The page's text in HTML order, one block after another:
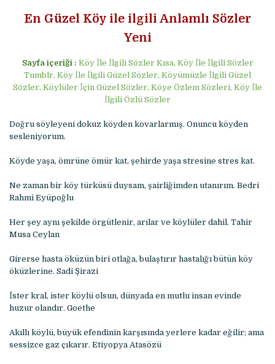
En Güzel Köy ile ilgili Anlamlı Sözler
Yeni
Sayfa içeriği : Köy İle İlgili Sözler Kısa, Köy İle İlgili Sözler
Tumblr, Köy İle İlgili Güzel Sözler, Köyümüzle İlgili Güzel
Sözler, Köylüler İçin Güzel Sözler, Köye Özlem Sözleri, Köy İle
İlgili Özlü Sözler
Doğru söyleyeni dokuz köyden kovarlarmış. Onuncu köyden
sesleniyorum.
Köyde yaşa, ömrüne ömür kat, şehirde yaşa stresine stres kat.
Ne zaman bir köy türküsü duysam, şairliğimden utanırım. Bedri
Rahmi Eyüpoğlu
Her şey aynı şekilde örgütlenir, arılar ve köylüler dahil. Tahir
Musa Ceylan
Girerse hasta öküzün biri otlağa, bulaştırır hastalığı bütün köy
öküzlerine. Sadi Şirazi
İster kral, ister köylü olsun, dünyada en mutlu insan evinde
huzur olandır. Goethe
Akıllı köylü, büyük efendinin karşısında yerlere kadar eğilir; ama
sessizce gaz çıkarır. Etiyopya Atasözü